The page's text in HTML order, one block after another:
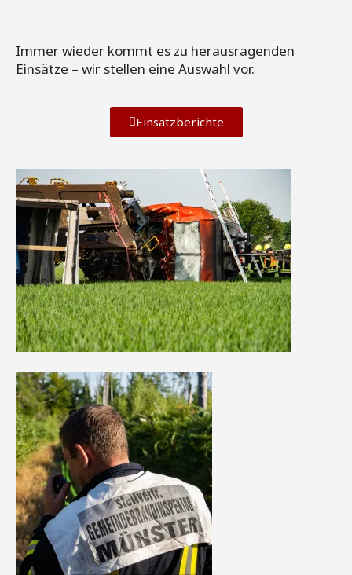
Immer wieder kommt es zu herausragenden
Einsätze – wir stellen eine Auswahl vor.
Einsatzberichte